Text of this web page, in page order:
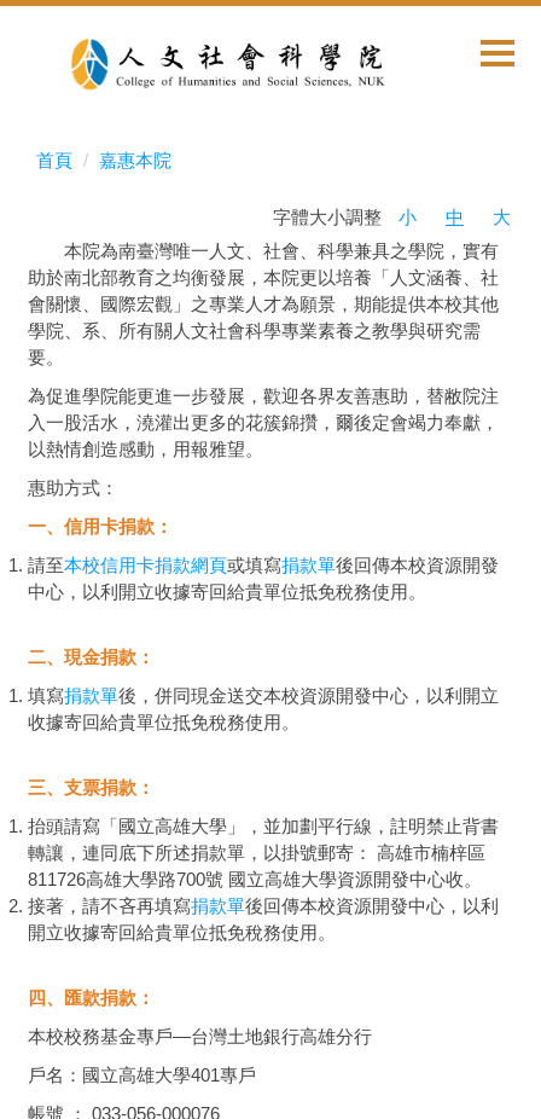
首頁 嘉惠本院
字體大小調整 小 中
大
本院為南臺灣唯一人文、社會、科學兼具之學院，實有
助於南北部教育之均衡發展，本院更以培養「人文涵養、社
會關懷、國際宏觀」之專業人才為願景，期能提供本校其他
學院、系、所有關人文社會科學專業素養之教學與研究需
要。
為促進學院能更進一步發展，歡迎各界友善惠助，替敝院注
入一股活水，澆灌出更多的花簇錦攢，爾後定會竭力奉獻，
以熱情創造感動，用報雅望。
惠助方式：
一、信用卡捐款：
請至本校信用卡捐款網頁或填寫捐款單後回傳本校資源開發
中心，以利開立收據寄回給貴單位抵免稅務使用。
二、現金捐款：
填寫捐款單後，併同現金送交本校資源開發中心，以利開立
收據寄回給貴單位抵免稅務使用。
三、支票捐款：
抬頭請寫「國立高雄大學」，並加劃平行線，註明禁止背書
轉讓，連同底下所述捐款單，以掛號郵寄： 高雄市楠梓區
811726高雄大學路700號 國立高雄大學資源開發中心收。
接著，請不吝再填寫捐款單後回傳本校資源開發中心，以利
開立收據寄回給貴單位抵免稅務使用。
四、匯款捐款：
本校校務基金專戶—台灣土地銀行高雄分行
戶名：國立高雄大學401專戶
帳號 ： 033-056-000076